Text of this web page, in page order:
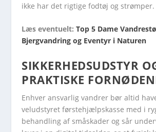
ikke har det rigtige fodtøj og strømper.
Læs eventuelt:Top 5 Dame
Bjergvandring og Eventyr i Naturen
SIKKERHEDSUDSTYR
PRAKTISKE
Enhver ansvarlig vandrer bør altid
veludstyret førstehjælpskasse med i
behandling af småskader og sår